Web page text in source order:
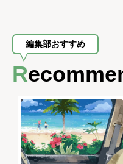
編集部おすすめ